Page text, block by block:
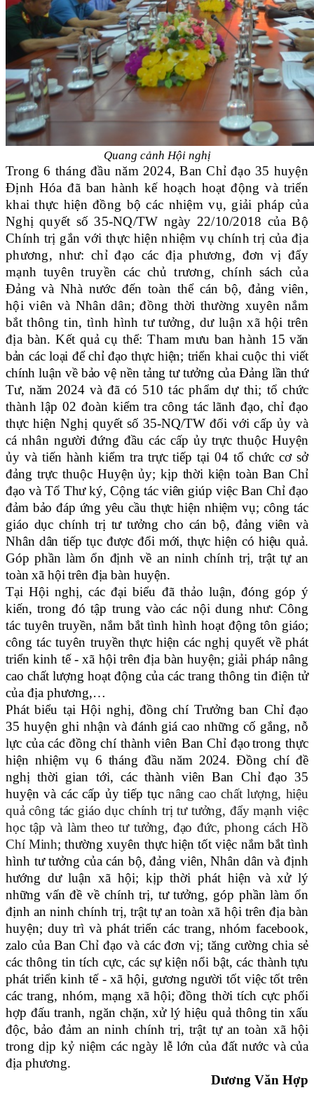
Quang cảnh Hội nghị
Trong 6 tháng đầu năm 2024, Ban Chỉ đạo 35 huyện
Định Hóa đã ban hành kế hoạch hoạt động và triển
khai thực hiện đồng bộ các nhiệm vụ, giải pháp của
Nghị quyết số 35-NQ/TW ngày 22/10/2018 của Bộ
Chính trị gắn với thực hiện nhiệm vụ chính trị của địa
phương, như: chỉ đạo các địa phương, đơn vị đẩy
mạnh tuyên truyền các chủ trương, chính sách của
Đảng và Nhà nước đến toàn thể cán bộ, đảng viên,
hội viên và Nhân dân; đồng thời thường xuyên nắm
bắt thông tin, tình hình tư tưởng, dư luận xã hội trên
địa bàn. Kết quả cụ thể: Tham mưu ban hành 15 văn
bản các loại để chỉ đạo thực hiện; triển khai cuộc thi viết
chính luận về bảo vệ nền tảng tư tưởng của Đảng lần thứ
Tư, năm 2024 và đã có 510 tác phẩmdự thi; tổ chức
thành lập 02 đoàn kiểm tra công tác lãnh đạo, chỉ đạo
thực hiện Nghị quyết số 35-NQ/TWđối với cấp ủy và
cá nhân người đứng đầucác cấp ủy trực thuộc Huyện
ủy và tiến hành kiểm tra trực tiếp tại 04 tổ chức cơ sở
đảng trực thuộc Huyện ủy;kịp thời kiện toàn Ban Chỉ
đạo và Tổ Thư ký, Cộng tác viên giúp việc Ban Chỉ đạo
đảm bảo đáp ứng yêu cầu thực hiện nhiệm vụ; công tác
giáo dục chính trị tư tưởng cho cán bộ, đảng viên và
Nhân dân tiếp tục được đổi mới, thực hiện có hiệu quả.
Góp phần làm ổn định về an ninh chính trị, trật tự an
toàn xã hội trên địa bàn huyện.
Tại Hội nghị, các đại biểu đã thảo luận, đóng góp ý
kiến, trong đó tập trung vào các nội dung như: Công
tác tuyên truyền, nắm bắt tình hình hoạt động tôn giáo;
công tác tuyên truyền thực hiện các nghị quyết về phát
triển kinh tế - xã hội trên địa bàn huyện; giải pháp nâng
cao chất lượng hoạt động của các trang thông tin điện tử
của địa phương,…
Phát biểu tạiHội nghị, đồng chí Trưởng ban Chỉ đạo
35 huyện ghi nhận và đánh giá cao những cố gắng, nỗ
lực của các đồng chí thành viên Ban Chỉ đạo trong thực
hiện nhiệm vụ 6 tháng đầu năm 2024. Đồng chí đề
nghị thời gian tới, các thành viên Ban Chỉ đạo 35
huyện và các cấp ủy tiếp tục nâng cao chất lượng, hiệu
quả công tác giáo dục chính trị tư tưởng, đẩy mạnh việc
học tập và làm theo tư tưởng, đạo đức, phong cách Hồ
Chí Minh; thường xuyên thực hiện tốt việc nắm bắt tình
hình tư tưởng của cán bộ, đảng viên, Nhân dân và định
hướng dư luận xã hội; kịp thời phát hiện và xử lý
những vấn đề về chính trị, tư tưởng, góp phần làm ổn
định an ninh chính trị, trật tự an toàn xã hội trên địa bàn
huyện; duy trì và phát triển các trang, nhóm facebook,
zalo của Ban Chỉ đạo và các đơn vị; tăng cường chia sẻ
các thông tin tích cực, các sự kiện nổi bật, các thành tựu
phát triển kinh tế - xã hội, gương người tốt việc tốt trên
các trang, nhóm, mạng xã hội; đồng thời tích cực phối
hợp đấu tranh, ngăn chặn, xử lý hiệu quả thông tin xấu
độc, bảo đảm an ninh chính trị, trật tự an toàn xã hội
trong dịp kỷ niệm các ngày lễ lớn của đất nước và của
địa phương.
Dương Văn Hợp